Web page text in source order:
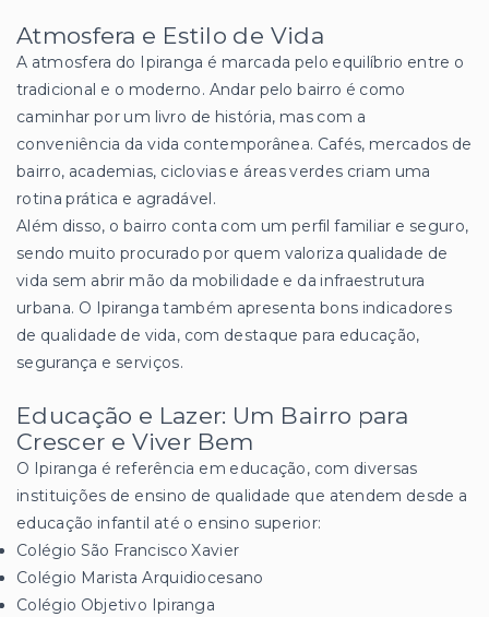
Atmosfera e Estilo de Vida
A atmosfera do Ipiranga é marcada pelo equilíbrio entre o
tradicional e o moderno. Andar pelo bairro é como
caminhar por um livro de história, mas com a
conveniência da vida contemporânea. Cafés, mercados de
bairro, academias, ciclovias e áreas verdes criam uma
rotina prática e agradável.
Além disso, o bairro conta com um perfil familiar e seguro,
sendo muito procurado por quem valoriza qualidade de
vida sem abrir mão da mobilidade e da infraestrutura
urbana. O Ipiranga também apresenta bons indicadores
de qualidade de vida, com destaque para educação,
segurança e serviços.
Educação e Lazer: Um Bairro para
Crescer e Viver Bem
O Ipiranga é referência em educação, com diversas
instituições de ensino de qualidade que atendem desde a
educação infantil até o ensino superior:
Colégio São Francisco Xavier
Colégio Marista Arquidiocesano
Colégio Objetivo Ipiranga